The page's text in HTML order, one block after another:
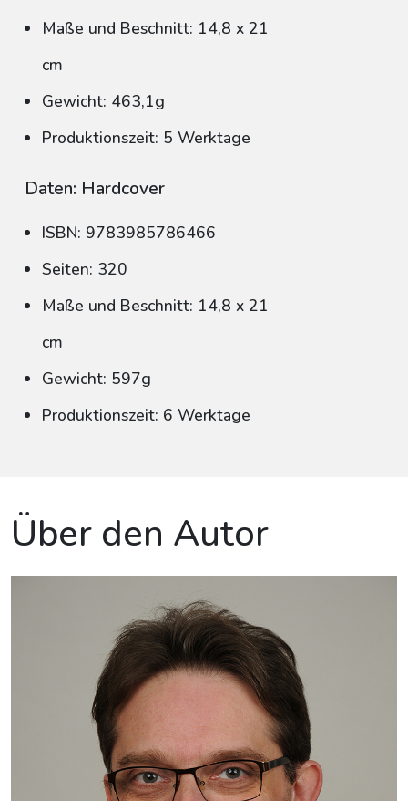
Maße und Beschnitt: 14,8 x 21
cm
Gewicht: 463,1g
Produktionszeit: 5 Werktage
Daten: Hardcover
ISBN: 9783985786466
Seiten: 320
Maße und Beschnitt: 14,8 x 21
cm
Gewicht: 597g
Produktionszeit: 6 Werktage
Über den Autor